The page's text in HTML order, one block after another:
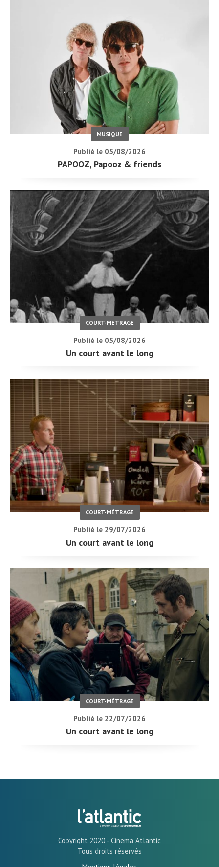
MUSIQUE
Publié le 05/08/2026
PAPOOZ, Papooz & friends
COURT-MÉTRAGE
Publié le 05/08/2026
Un court avant le long
COURT-MÉTRAGE
Publié le 29/07/2026
Un court avant le long
COURT-MÉTRAGE
Publié le 22/07/2026
Un court avant le long
Copyright 2020 - Cinema Atlantic
Tous droits réservés